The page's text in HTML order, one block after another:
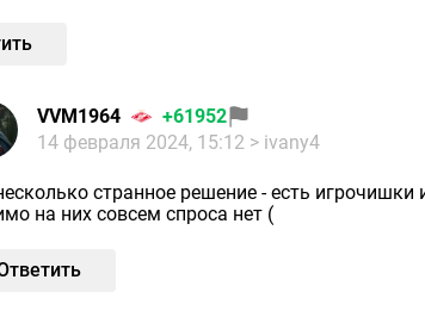
VVM1964
+61952
14 февраля 2024, 15:12 > ivany4
странное решение - есть
на них совсем спроса нет (